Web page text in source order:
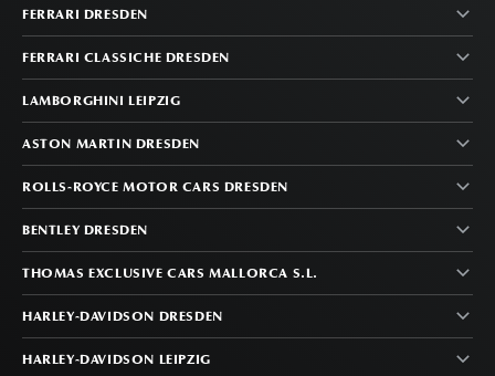
FERRARI DRESDEN
FERRARI CLASSICHE DRESDEN
LAMBORGHINI LEIPZIG
ASTON MARTIN DRESDEN
ROLLS-ROYCE MOTOR CARS DRESDEN
BENTLEY DRESDEN
THOMAS EXCLUSIVE CARS MALLORCA S.L.
HARLEY-DAVIDSON DRESDEN
HARLEY-DAVIDSON LEIPZIG